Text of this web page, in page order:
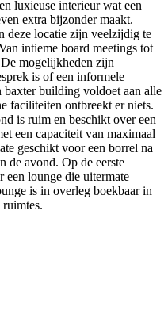
luxieuse interieur wat een
extra bijzonder maakt.
deze locatie zijn veelzijdig te
intieme board meetings tot
mogelijkheden zijn
is of een informele
baxter building voldoet aan alle
faciliteiten ontbreekt er niets.
is ruim en beschikt over een
een capaciteit van maximaal
geschikt voor een borrel na
de avond. Op de eerste
een lounge die uitermate
is in overleg boekbaar in